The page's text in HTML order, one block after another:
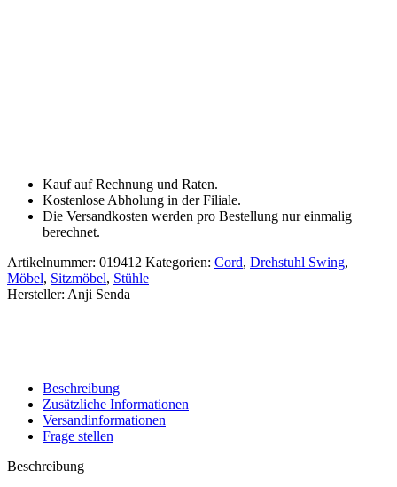
Kauf auf Rechnung und Raten.
Kostenlose Abholung in der Filiale.
Die Versandkosten werden pro Bestellung nur einmalig
berechnet.
Artikelnummer: 019412 Kategorien: Cord, Drehstuhl Swing,
Möbel, Sitzmöbel, Stühle
Hersteller: Anji Senda
Beschreibung
Zusätzliche Informationen
Versandinformationen
Frage stellen
Beschreibung